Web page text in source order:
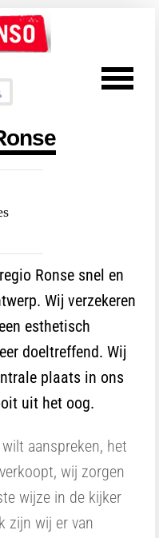
Ronse snel en
Wij verzekeren
esthetisch
doeltreffend. Wij
plaats in ons
uit het oog.
aanspreken, het
wij zorgen
wijze in de kijker
zijn wij er van